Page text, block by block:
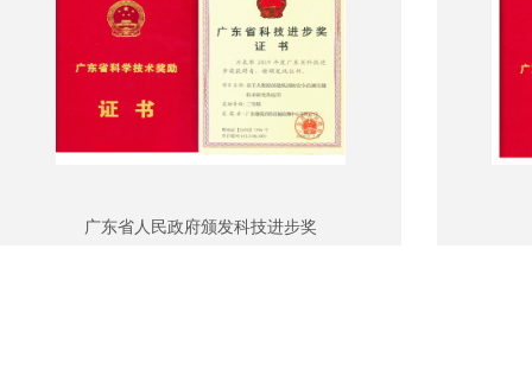
广东省人民政府颁发科技进步奖